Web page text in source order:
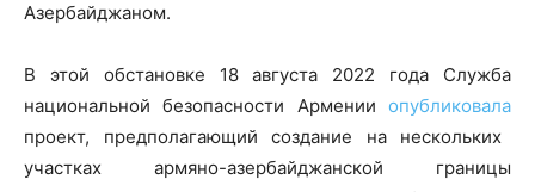
Азербайджаном.
В этой обстановке 18 августа 2022 года Служба
национальной безопасности Армении опубликовала
проект, предполагающий создание на нескольких
участках армяно-азербайджанской границы